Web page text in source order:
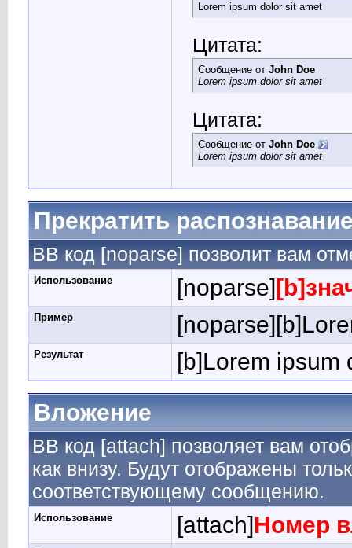
Lorem ipsum dolor sit amet
Цитата:
Сообщение от John Doe
Lorem ipsum dolor sit amet
Цитата:
Сообщение от John Doe
Lorem ipsum dolor sit amet
Прекратить
BB код [noparse] позволит вам
Использование [noparse]
Пример
Результат
[b]Lorem ipsum
Вложение
BB код [attach] позволяет вам
как внизу. Будут отображены
соответствующему сообщению.
Использование [attach]Номер